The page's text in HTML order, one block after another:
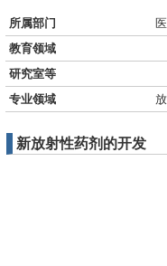
所属部门
教育领域
研究室等
专业领域
新放射性药剂的开发